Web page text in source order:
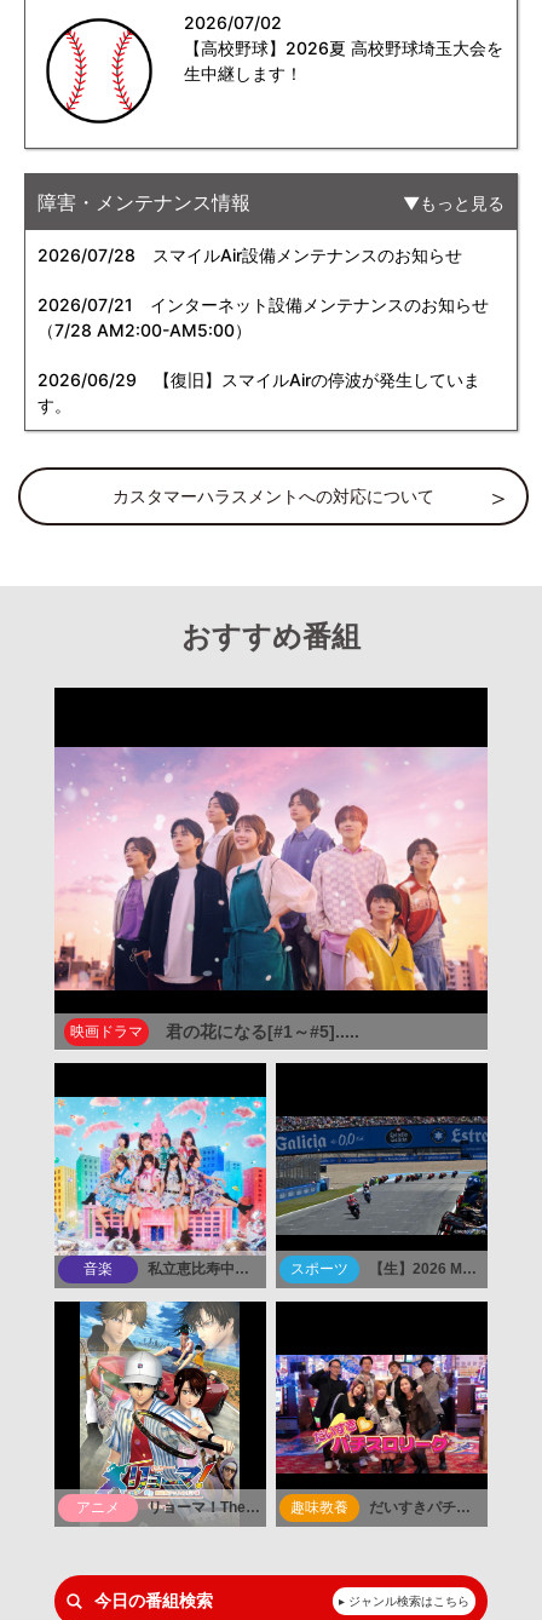
2026/07/02
【高校野球】2026夏 高校野球埼玉大会を
生中継します！
障害・メンテナンス情報 もっと見る
2026/07/28 スマイルAir設備メンテナンスのお知らせ
2026/07/21
インターネット設備メンテナンスのお知らせ
（7/28 AM2:00-AM5:00）
2026/06/29 【復旧】スマイルAirの停波が発生していま
す。
カスタマーハラスメントへの対応について
おすすめ番組